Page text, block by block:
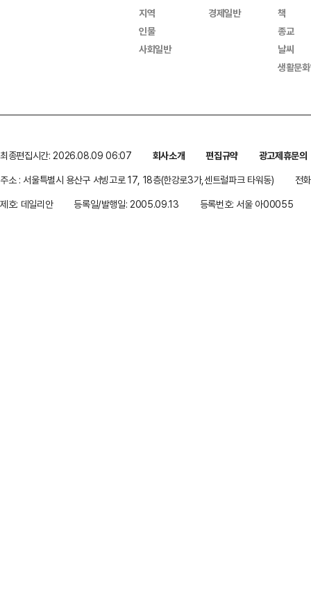
지역
인물
사회일반
경제일반
책
종교
날씨
생활문
최종편집시간: 2026.08.09 06:07 회사소개 편집규약
광고제휴문의
주소 : 서울특별시 용산구 서빙고로 17, 18층(한강로3가,센트럴파크 타워동)
전
제호: 데일리안
등록일/발행일: 2005.09.13 등록번호: 서울 아00055